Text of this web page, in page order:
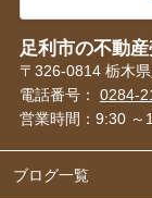
足利市の不動
〒326-0814 栃木
電話番号： 0284-
営業時間：9:30 ～
ブログ一覧